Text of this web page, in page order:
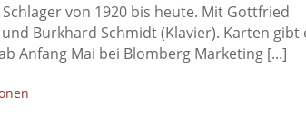
von 1920 bis heute. Mit Gottfried
Burkhard Schmidt (Klavier). Karten gibt
Anfang Mai bei Blomberg Marketing [...]